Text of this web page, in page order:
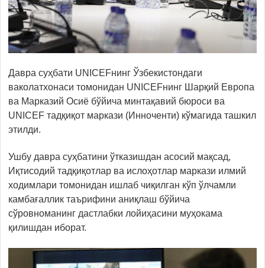
Давра суҳбати UNICEFнинг Ўзбекистондаги
ваколатхонаси томонидан UNICEFнинг Шарқий Европа
ва Марказий Осиё бўйича минтақавий бюроси ва
UNICEF тадқиқот маркази (Инноченти) кўмагида ташкил
этилди.
Ушбу давра суҳбатини ўтказишдан асосий мақсад,
Иқтисодий тадқиқотлар ва ислоҳотлар маркази илмий
ходимлари томонидан ишлаб чиқилган кўп ўлчамли
камбағаллик таърифини аниқлаш бўйича
сўровноманинг дастлабки лойиҳасини муҳокама
қилишдан иборат.